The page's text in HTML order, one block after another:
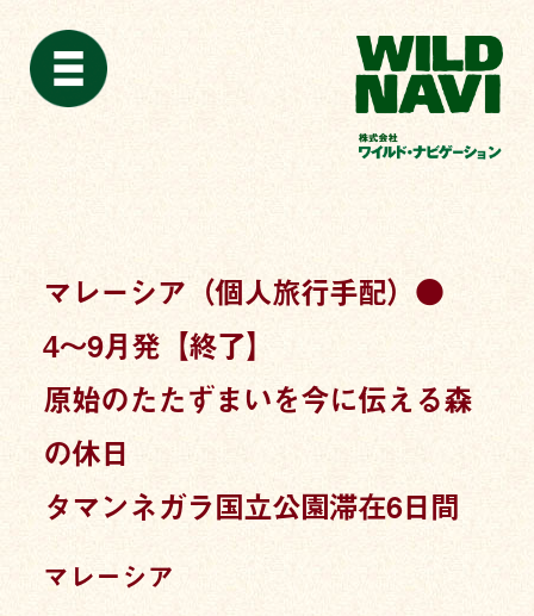
マレーシア（個人旅行手配）●
4〜9月発【終了】
原始のたたずまいを今に伝える森
の休日
タマンネガラ国立公園滞在6日間
マレーシア